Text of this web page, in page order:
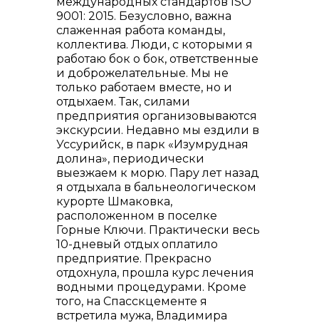
9001: 2015. Безусловно, важна
слаженная работа команды,
коллектива. Люди, с которыми я
работаю бок о бок, ответственные
и доброжелательные. Мы не
только работаем вместе, но и
отдыхаем. Так, силами
предприятия организовываются
экскурсии. Недавно мы ездили в
Уссурийск, в парк «Изумрудная
долина», периодически
выезжаем к морю. Пару лет назад
я отдыхала в бальнеологическом
курорте Шмаковка,
расположенном в поселке
Горные Ключи. Практически весь
10-дневый отдых оплатило
предприятие. Прекрасно
отдохнула, прошла курс лечения
водными процедурами. Кроме
того, на Спасскцементе я
встретила мужа, Владимира